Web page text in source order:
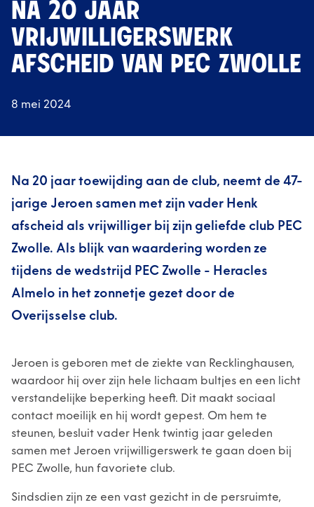
NA 20 JAAR
VRIJWILLIGERSWERK
AFSCHEID VAN PEC ZWOLLE
8 mei 2024
Na 20 jaar toewijding aan de club, neemt de 47-
jarige Jeroen samen met zijn vader Henk
afscheid als vrijwilliger bij zijn geliefde club PEC
Zwolle. Als blijk van waardering worden ze
tijdens de wedstrijd PEC Zwolle - Heracles
Almelo in het zonnetje gezet door de
Overijsselse club.
Jeroen is geboren met de ziekte van Recklinghausen,
waardoor hij over zijn hele lichaam bultjes en een licht
verstandelijke beperking heeft. Dit maakt sociaal
contact moeilijk en hij wordt gepest. Om hem te
steunen, besluit vader Henk twintig jaar geleden
samen met Jeroen vrijwilligerswerk te gaan doen bij
PEC Zwolle, hun favoriete club.
Sindsdien zijn ze een vast gezicht in de persruimte,